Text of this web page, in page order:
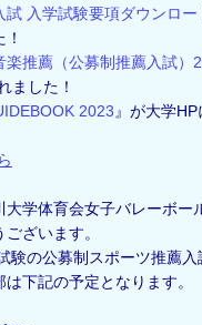
試 入学試験要項ダウンロー
楽推薦（公募制推薦入試）
ました！
2023 』が大学
大学体育会女子バレーボー
ざいます。
験の公募制スポーツ推薦
下記の予定となります。